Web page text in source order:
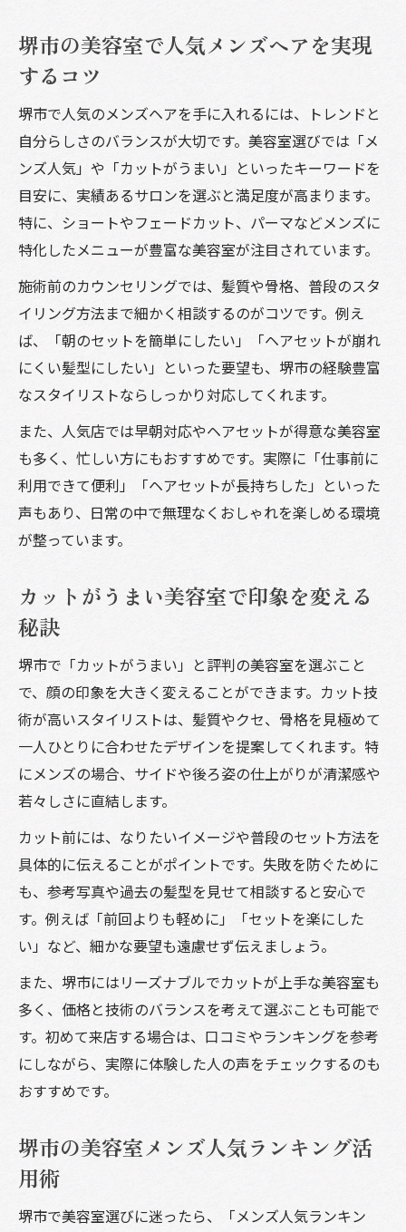
堺市の美容室で人気メンズヘアを実現
するコツ
堺市で人気のメンズヘアを手に入れるには、トレンドと
自分らしさのバランスが大切です。美容室選びでは「メ
ンズ人気」や「カットがうまい」といったキーワードを
目安に、実績あるサロンを選ぶと満足度が高まります。
特に、ショートやフェードカット、パーマなどメンズに
特化したメニューが豊富な美容室が注目されています。
施術前のカウンセリングでは、髪質や骨格、普段のスタ
イリング方法まで細かく相談するのがコツです。例え
ば、「朝のセットを簡単にしたい」「ヘアセットが崩れ
にくい髪型にしたい」といった要望も、堺市の経験豊富
なスタイリストならしっかり対応してくれます。
また、人気店では早朝対応やヘアセットが得意な美容室
も多く、忙しい方にもおすすめです。実際に「仕事前に
利用できて便利」「ヘアセットが長持ちした」といった
声もあり、日常の中で無理なくおしゃれを楽しめる環境
が整っています。
カットがうまい美容室で印象を変える
秘訣
堺市で「カットがうまい」と評判の美容室を選ぶこと
で、顔の印象を大きく変えることができます。カット技
術が高いスタイリストは、髪質やクセ、骨格を見極めて
一人ひとりに合わせたデザインを提案してくれます。特
にメンズの場合、サイドや後ろ姿の仕上がりが清潔感や
若々しさに直結します。
カット前には、なりたいイメージや普段のセット方法を
具体的に伝えることがポイントです。失敗を防ぐために
も、参考写真や過去の髪型を見せて相談すると安心で
す。例えば「前回よりも軽めに」「セットを楽にした
い」など、細かな要望も遠慮せず伝えましょう。
また、堺市にはリーズナブルでカットが上手な美容室も
多く、価格と技術のバランスを考えて選ぶことも可能で
す。初めて来店する場合は、口コミやランキングを参考
にしながら、実際に体験した人の声をチェックするのも
おすすめです。
堺市の美容室メンズ人気ランキング活
用術
堺市で美容室選びに迷ったら、「メンズ人気ランキン